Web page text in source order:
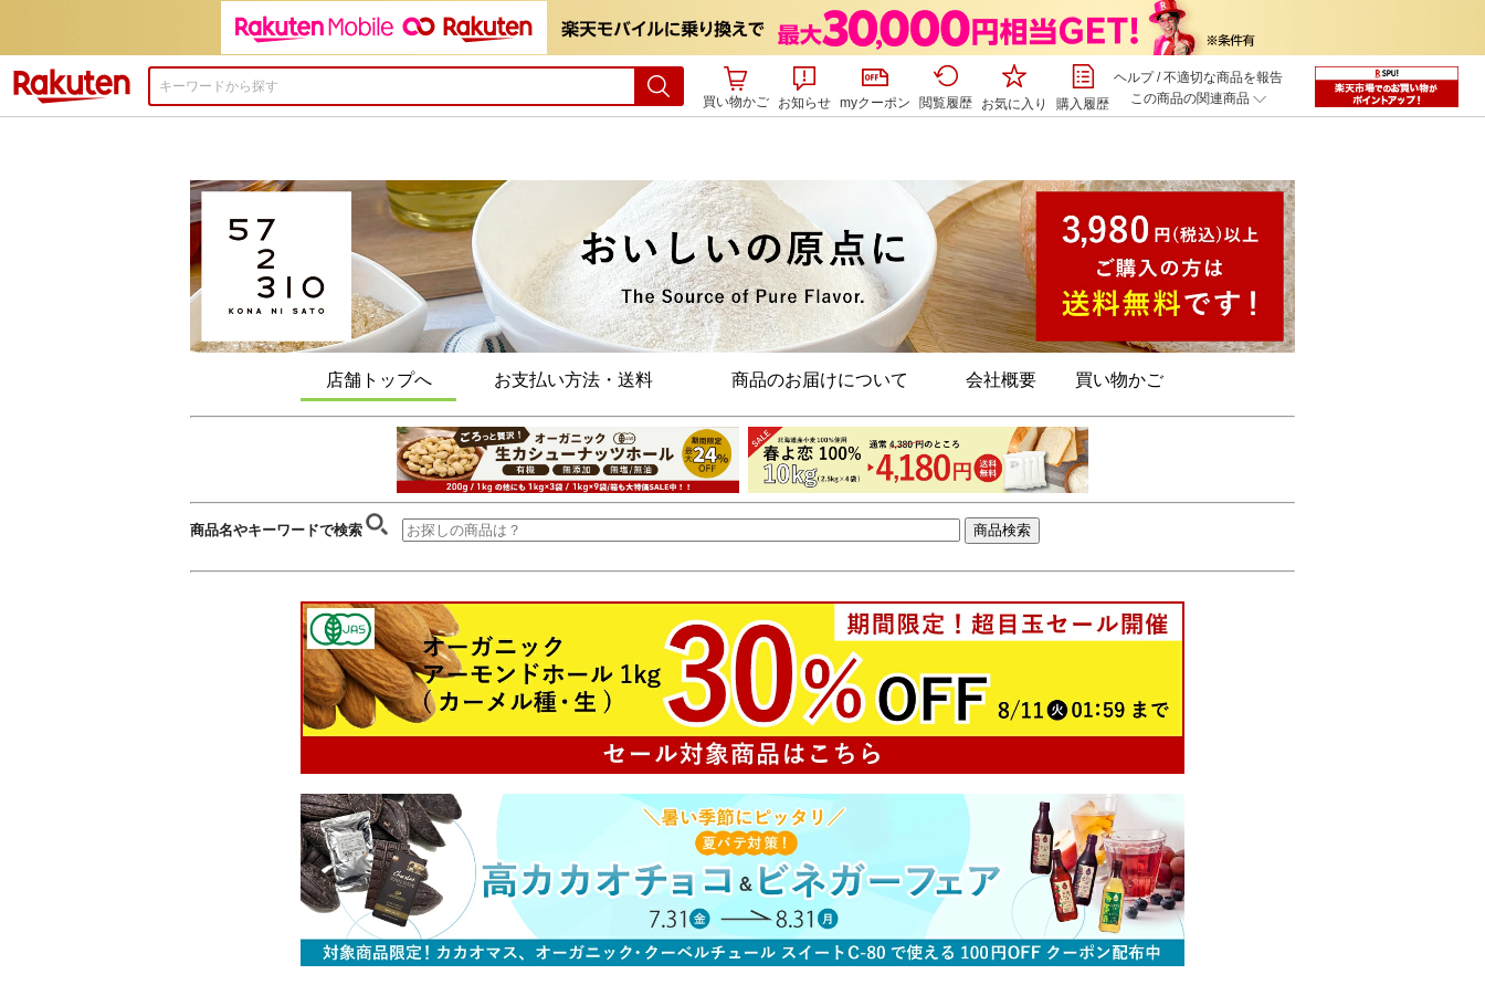
買い物かご
お知らせ myクーポン 閲覧履歴 お気に入り 購入履歴
ヘルプ/不適切な商品を報告
この商品の関連商品
店舗トップへ お支払い方法・送料 商品のお届けについて 会社概要 買い物かご
商品名やキーワードで検索